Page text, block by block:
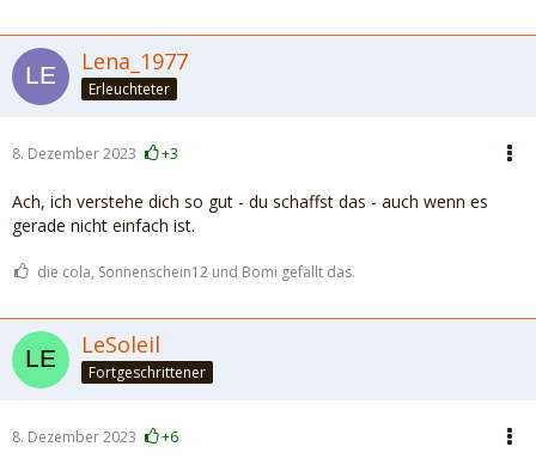
Lena_1977
Erleuchteter
8. Dezember 2023 +3
Ach, ich verstehe dich so gut - du schaffst das - auch wenn es
gerade nicht einfach ist.
die cola, Sonnenschein12 und Bomi gefällt das.
LeSoleil
Fortgeschrittener
8. Dezember 2023 +6